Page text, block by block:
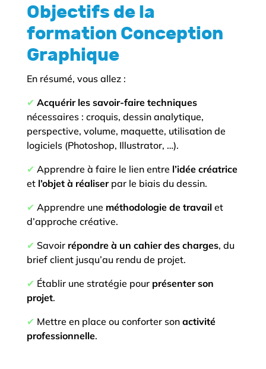
Objectifs de la
formation Conception
Graphique
En résumé, vous allez :
✔︎ Acquérir les savoir-faire techniques
nécessaires : croquis, dessin analytique,
perspective, volume, maquette, utilisation de
logiciels (Photoshop, Illustrator, …).
✔︎ Apprendre à faire le lien entre l’idée créatrice
et l’objet à réaliserpar le biais du dessin.
✔︎ Apprendre une méthodologie de travailet
d’approche créative.
✔︎ Savoir répondre à un cahier des charges, du
brief client jusqu’au rendu de projet.
✔︎ Établir une stratégie pour présenter son
projet.
✔︎ Mettre en place ou conforter son activité
professionnelle.